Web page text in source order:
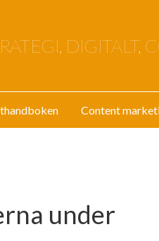
DIGITALT,
Content
under